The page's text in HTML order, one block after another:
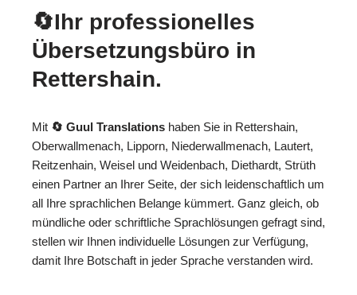
🔄Ihr professionelles
Übersetzungsbüro in
Rettershain.
Mit 🔄 Guul Translations haben Sie in Rettershain,
Oberwallmenach, Lipporn, Niederwallmenach, Lautert,
Reitzenhain, Weisel und Weidenbach, Diethardt, Strüth
einen Partner an Ihrer Seite, der sich leidenschaftlich um
all Ihre sprachlichen Belange kümmert. Ganz gleich, ob
mündliche oder schriftliche Sprachlösungen gefragt sind,
stellen wir Ihnen individuelle Lösungen zur Verfügung,
damit Ihre Botschaft in jeder Sprache verstanden wird.